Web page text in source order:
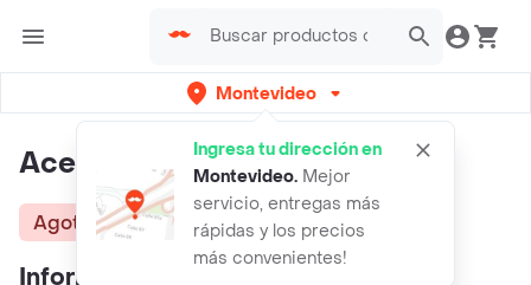
Montevideo
Ingresa tu dirección en
Montevideo. Mejor
servicio, entregas más
rápidas y los precios
más convenientes!
Aceitunas Sin Carozo Suelta
Agotado
Información del producto